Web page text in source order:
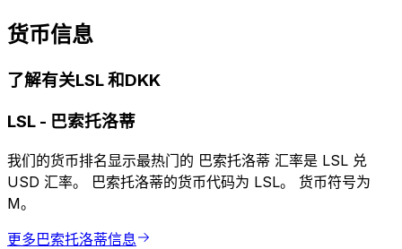
货币信息
了解有关LSL 和DKK
LSL - 巴索托洛蒂
我们的货币排名显示最热门的 巴索托洛蒂 汇率是 LSL 兑
USD 汇率。 巴索托洛蒂的货币代码为 LSL。 货币符号为
M。
更多巴索托洛蒂信息